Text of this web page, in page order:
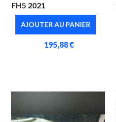
FH5 2021
AJOUTER AU PANIER
195,88 €